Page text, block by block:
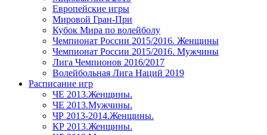
Европейские игры
Мировой Гран-При
Кубок Мира по волейболу
Чемпионат России 2015/2016. Женщины
Чемпионат России 2015/2016. Мужчины
Лига Чемпионов 2016/2017
Волейбольная Лига Наций 2019
Расписание игр
ЧЕ 2013.Женщины.
ЧЕ 2013.Мужчины.
ЧР 2013-2014.Женщины.
КР 2013.Женщины.